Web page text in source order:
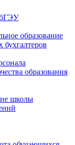
образование
образования
школы